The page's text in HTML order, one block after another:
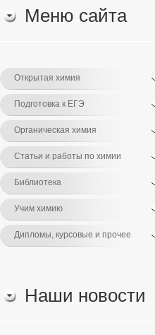
Меню сайта
Открытая химия
Подготовка к ЕГЭ
Органическая химия
Статьи и работы по химии
Библиотека
Учим химию
Дипломы, курсовые и прочее
Наши новости